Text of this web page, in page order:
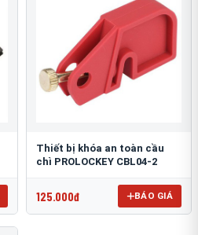
Thiết bị khóa an toàn cầu
chì PROLOCKEY CBL04-2
125.000đ BÁO GIÁ